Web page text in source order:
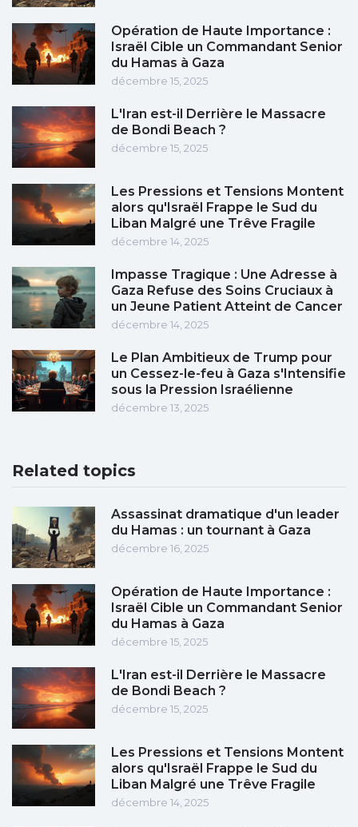
Opération de Haute Importance :
Israël Cible un Commandant Senior
du Hamas à Gaza
décembre 15, 2025
L'Iran est-il Derrière le Massacre
de Bondi Beach ?
décembre 15, 2025
Les Pressions et Tensions Montent
alors qu'Israël Frappe le Sud du
Liban Malgré une Trêve Fragile
décembre 14, 2025
Impasse Tragique : Une Adresse à
Gaza Refuse des Soins Cruciaux à
un Jeune Patient Atteint de Cancer
décembre 14, 2025
Le Plan Ambitieux de Trump pour
un Cessez-le-feu à Gaza s'Intensifie
sous la Pression Israélienne
décembre 13, 2025
Related topics
Assassinat dramatique d'un leader
du Hamas : un tournant à Gaza
décembre 16, 2025
Opération de Haute Importance :
Israël Cible un Commandant Senior
du Hamas à Gaza
décembre 15, 2025
L'Iran est-il Derrière le Massacre
de Bondi Beach ?
décembre 15, 2025
Les Pressions et Tensions Montent
alors qu'Israël Frappe le Sud du
Liban Malgré une Trêve Fragile
décembre 14, 2025